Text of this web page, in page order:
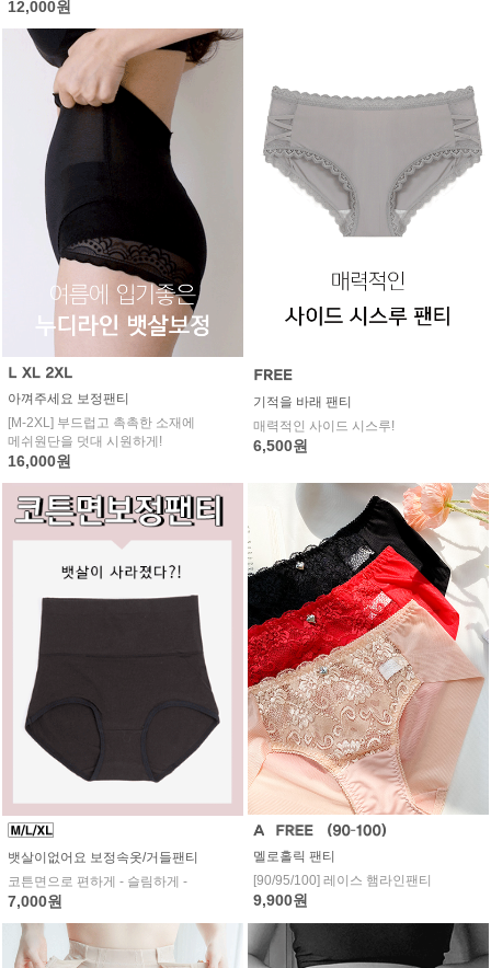
12,000원
아껴주세요 보정팬티
[M-2XL] 부드럽고 촉촉한 소재에
메쉬원단을 덧대 시원하게!
16,000원
기적을 바래 팬티
매력적인 사이드 시스루!
6,500원
뱃살이없어요 보정속옷/거들팬티
코튼면으로 편하게 - 슬림하게 -
7,000원
멜로홀릭 팬티
[90/95/100] 레이스 햄라인팬티
9,900원